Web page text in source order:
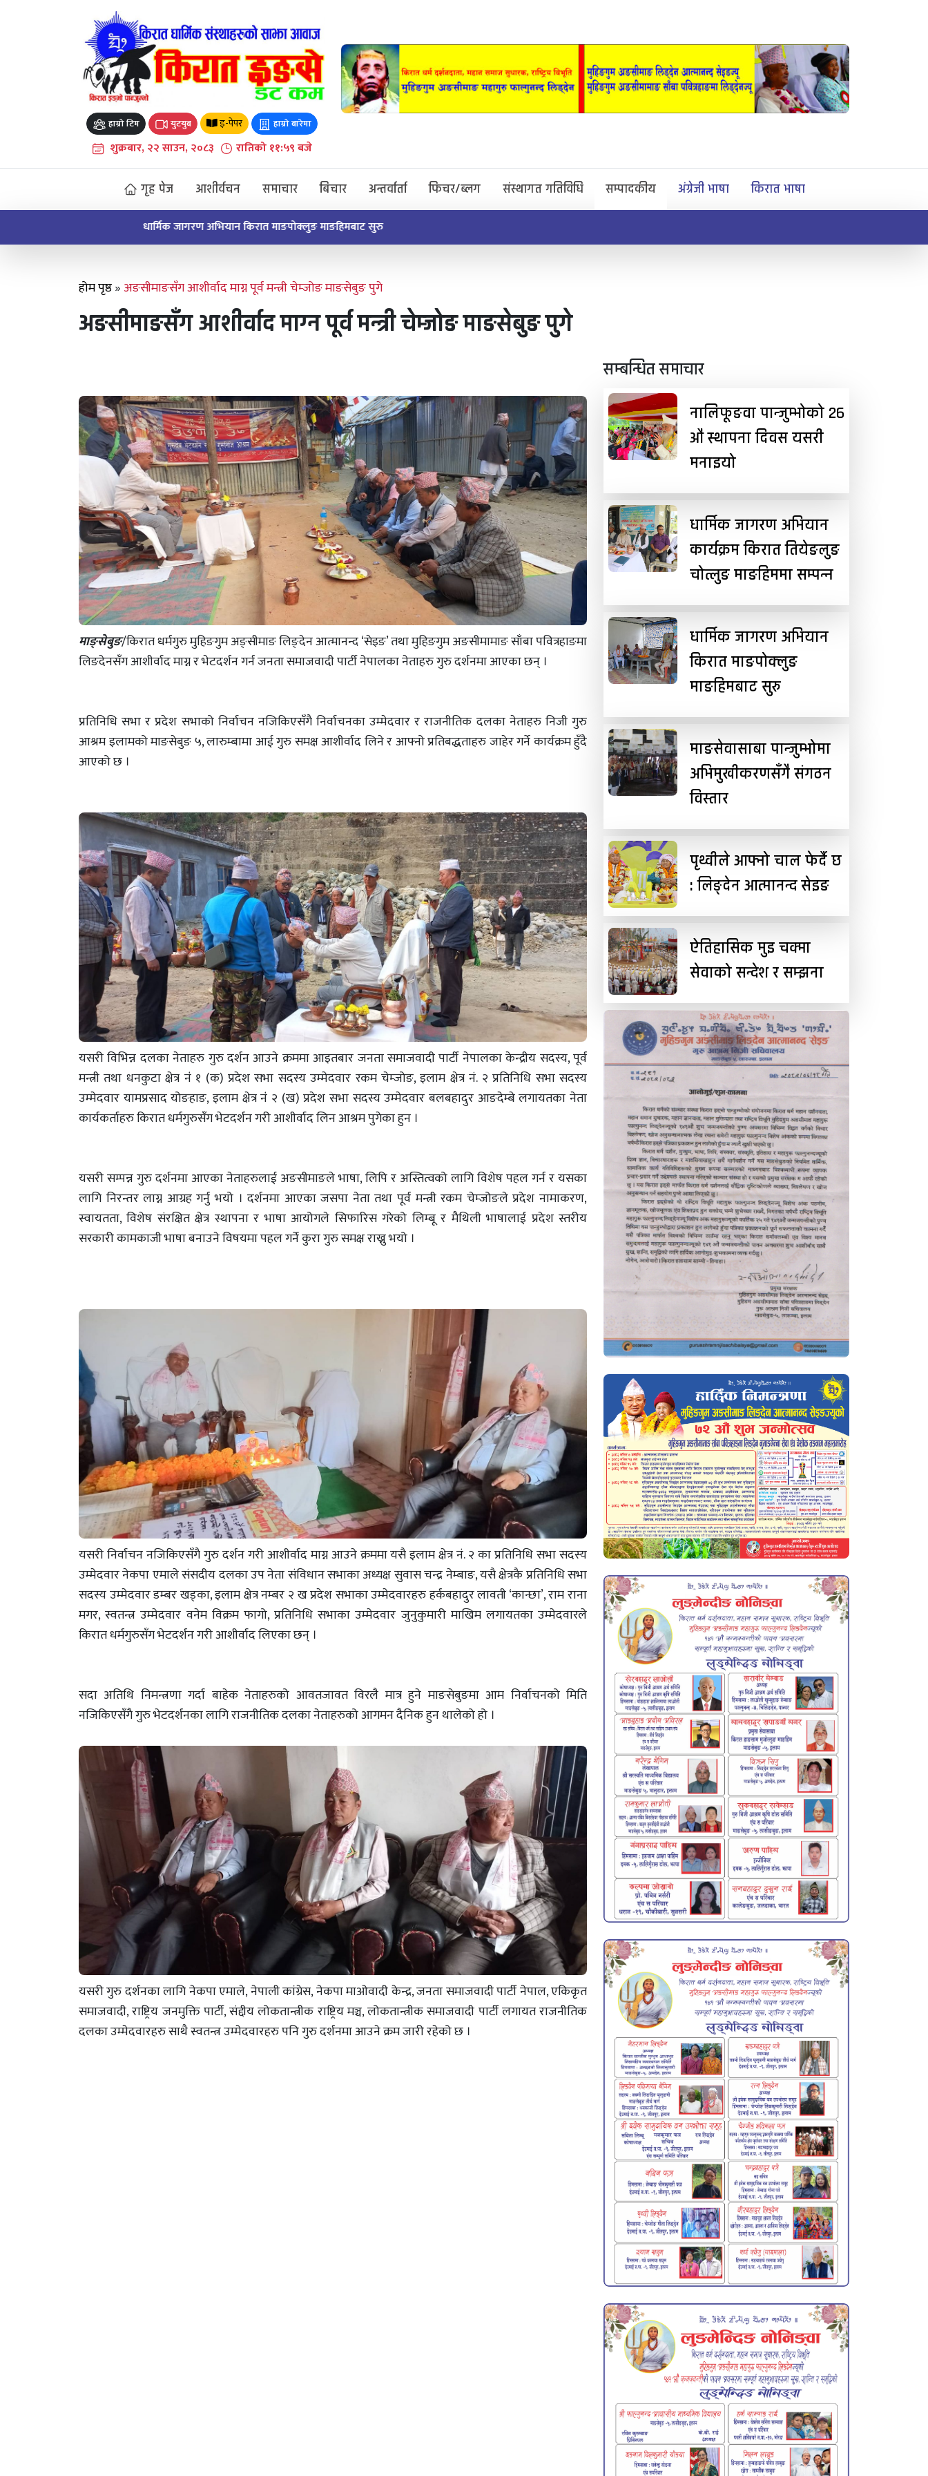
हाम्रो टिम युटयुब इ-पेपर हाम्रो बारेमा
शुक्रबार, २२ साउन, २०८३ रातिको ११:५९ बजे
गृह पेज आशीर्वचन समाचार बिचार अन्तर्वार्ता फिचर/ब्लग संस्थागत गतिविधि सम्पादकीय अंग्रेजी भाषा किरात भाषा
धार्मिक जागरण अभियान किरात माङपोक्लुङ माङहिमबाट सुरु
होम पृष्ठ» अङसीमाङसँग आशीर्वाद माग्न पूर्व मन्त्री चेम्जोङ माङसेबुङ पुगे
अङसीमाङसँग आशीर्वाद माग्न पूर्व मन्त्री चेम्जोङ माङसेबुङ पुगे
माङ्सेबुङ/किरात धर्मगुरु मुहिङगुम अङ्सीमाङ लिङ्देन आत्मानन्द ‘सेइङ’ तथा मुहिङगुम अङसीमामाङ साँबा पवित्रहाङमा
लिङदेनसँग आशीर्वाद माग्न र भेटदर्शन गर्न जनता समाजवादी पार्टी नेपालका नेताहरु गुरु दर्शनमा आएका छन् ।
प्रतिनिधि सभा र प्रदेश सभाको निर्वाचन नजिकिएसँगै निर्वाचनका उम्मेदवार र राजनीतिक दलका नेताहरु निजी गुरु
आश्रम इलामको माङसेबुङ ५, लारुम्बामा आई गुरु समक्ष आशीर्वाद लिने र आफ्नो प्रतिबद्धताहरु जाहेर गर्ने कार्यक्रम हुँदै
आएको छ ।
यसरी विभिन्न दलका नेताहरु गुरु दर्शन आउने क्रममा आइतबार जनता समाजवादी पार्टी नेपालका केन्द्रीय सदस्य, पूर्व
मन्त्री तथा धनकुटा क्षेत्र नंं १ (क) प्रदेश सभा सदस्य उम्मेदवार रकम चेम्जोङ, इलाम क्षेत्र नं. २ प्रतिनिधि सभा सदस्य
उम्मेदवार यामप्रसाद योङहाङ, इलाम क्षेत्र नंं २ (ख) प्रदेश सभा सदस्य उम्मेदवार बलबहादुर आङदेम्बे लगायतका नेता
कार्यकर्ताहरु किरात धर्मगुरुसँग भेटदर्शन गरी आशीर्वाद लिन आश्रम पुगेका हुन ।
यसरी सम्पन्न गुरु दर्शनमा आएका नेताहरुलाई अङसीमाङले भाषा, लिपि र अस्तित्वको लागि विशेष पहल गर्न र यसका
लागि निरन्तर लाग्न आग्रह गर्नु भयो । दर्शनमा आएका जसपा नेता तथा पूर्व मन्त्री रकम चेम्जोङले प्रदेश नामाकरण,
स्वायतता, विशेष संरक्षित क्षेत्र स्थापना र भाषा आयोगले सिफारिस गरेको लिम्बू र मैथिली भाषालाई प्रदेश स्तरीय
सरकारी कामकाजी भाषा बनाउने विषयमा पहल गर्ने कुरा गुरु समक्ष राख्नु भयो ।
यसरी निर्वाचन नजिकिएसँगै गुरु दर्शन गरी आशीर्वाद माग्न आउने क्रममा यसै इलाम क्षेत्र नं. २ का प्रतिनिधि सभा सदस्य
उम्मेदवार नेकपा एमाले संसदीय दलका उप नेता संविधान सभाका अध्यक्ष सुवास चन्द्र नेम्बाङ, यसै क्षेत्रकै प्रतिनिधि सभा
सदस्य उम्मेदवार डम्बर खड्का, इलाम क्षेत्र नम्बर २ ख प्रदेश सभाका उम्मेदवारहरु हर्कबहादुर लावती ‘कान्छा’, राम राना
मगर, स्वतन्त्र उम्मेदवार वनेम विक्रम फागो, प्रतिनिधि सभाका उम्मेदवार जुनुकुमारी माखिम लगायतका उम्मेदवारले
किरात धर्मगुरुसँग भेटदर्शन गरी आशीर्वाद लिएका छन् ।
सदा अतिथि निमन्त्रणा गर्दा बाहेक नेताहरुको आवतजावत विरलै मात्र हुने माङसेबुङमा आम निर्वाचनको मिति
नजिकिएसँगै गुरु भेटदर्शनका लागि राजनीतिक दलका नेताहरुको आगमन दैनिक हुन थालेको हो ।
यसरी गुरु दर्शनका लागि नेकपा एमाले, नेपाली कांग्रेस, नेकपा माओवादी केन्द्र, जनता समाजवादी पार्टी नेपाल, एकिकृत
समाजवादी, राष्ट्रिय जनमुक्ति पार्टी, संद्दीय लोकतान्त्रीक राष्ट्रिय मञ्च, लोकतान्त्रीक समाजवादी पार्टी लगायत राजनीतिक
दलका उम्मेदवारहरु साथै स्वतन्त्र उम्मेदवारहरु पनि गुरु दर्शनमा आउने क्रम जारी रहेको छ ।
सम्बन्धित समाचार
नालिफूङवा पान्जुम्भोको २६
औं स्थापना दिवस यसरी
मनाइयो
धार्मिक जागरण अभियान
कार्यक्रम किरात तियेङलुङ
चोत्लुङ माङहिममा सम्पन्न
धार्मिक जागरण अभियान
किरात माङपोक्लुङ
माङहिमबाट सुरु
माङसेवासाबा पान्जुम्भोमा
अभिमुखीकरणसँगै संगठन
विस्तार
पृथ्वीले आफ्नो चाल फेर्दै छ
: लिङ्देन आत्मानन्द सेइङ
ऐतिहासिक मुइ चक्मा
सेवाको सन्देश र सम्झना